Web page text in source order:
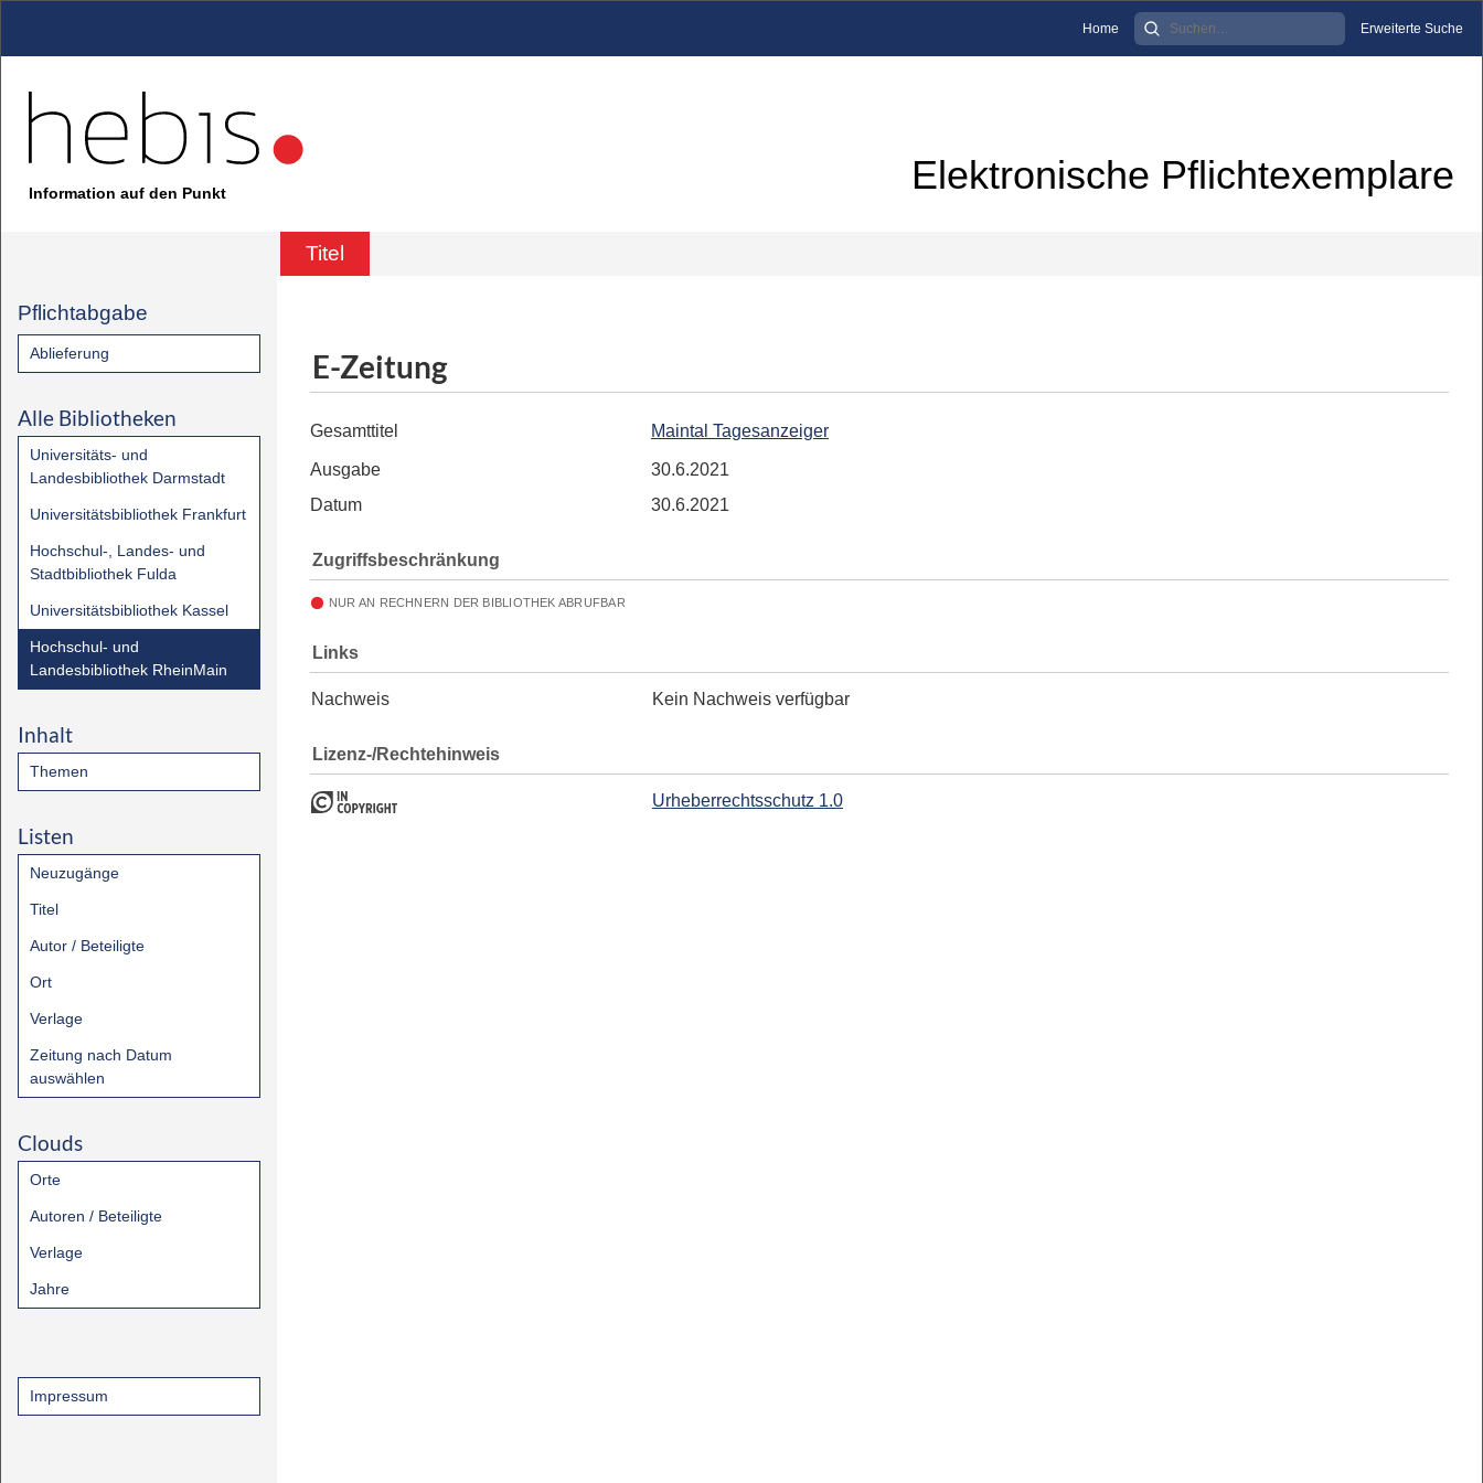
Home Erweiterte Suche
Information auf den Punkt Elektronische Pflichtexemplare
Titel
Pflichtabgabe
Ablieferung
Alle Bibliotheken
Universitäts- und
Landesbibliothek Darmstadt
Universitätsbibliothek Frankfurt
Hochschul-, Landes- und
Stadtbibliothek Fulda
Universitätsbibliothek Kassel
Hochschul- und
Landesbibliothek RheinMain
Inhalt
Themen
Listen
Neuzugänge
Titel
Autor / Beteiligte
Ort
Verlage
Zeitung nach Datum
auswählen
Clouds
Orte
Autoren / Beteiligte
Verlage
Jahre
Impressum
E-Zeitung
Gesamttitel Maintal Tagesanzeiger
Ausgabe
30.6.2021
Datum
30.6.2021
Zugriffsbeschränkung
NUR AN RECHNERN DER BIBLIOTHEK ABRUFBAR
Links
Nachweis Kein Nachweis verfügbar
Lizenz-/Rechtehinweis
Urheberrechtsschutz 1.0